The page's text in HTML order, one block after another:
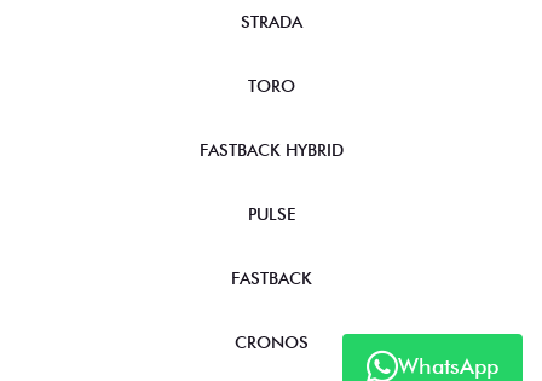
WhatsApp
STRADA
TORO
FASTBACK HYBRID
PULSE
FASTBACK
CRONOS